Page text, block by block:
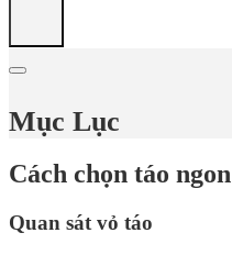
Mục Lục
Cách chọn táo ngon
Quan sát vỏ táo